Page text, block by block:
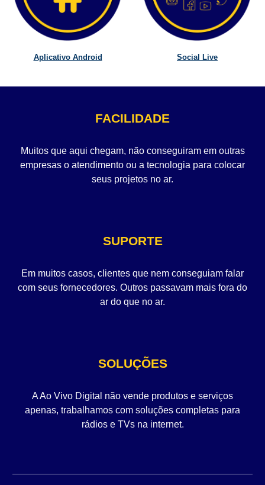
Aplicativo Android Social Live
FACILIDADE
Muitos que aqui chegam, não conseguiram em outras
empresas o atendimento ou a tecnologia para colocar
seus projetos no ar.
SUPORTE
Em muitos casos, clientes que nem conseguiam falar
com seus fornecedores. Outros passavam mais fora do
ar do que no ar.
SOLUÇÕES
A Ao Vivo Digital não vende produtos e serviços
apenas, trabalhamos com soluções completas para
rádios e TVs na internet.